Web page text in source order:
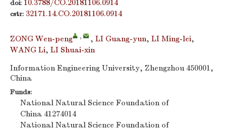
doi: 10.3788/CO.20181106.0914
cstr: 32171.14.CO.20181106.0914
ZONG Wen-peng , , LI Guang-yun, LI Ming-lei,
WANG Li, LI Shuai-xin
Information Engineering University, Zhengzhou 450001,
China
Funds:
National Natural Science Foundation of
China 41274014
National Natural Science Foundation of